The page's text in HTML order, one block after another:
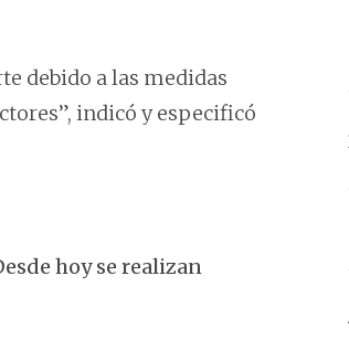
debido a las medidas
indicó y especificó
hoy se realizan